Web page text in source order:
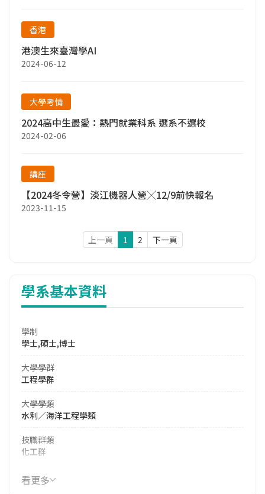
香港
港澳生來臺灣學AI
2024-06-12
大學考情
2024高中生最愛：熱門就業科系 選系不選校
2024-02-06
講座
【2024冬令營】淡江機器人營╳12/9前快報名
2023-11-15
上一頁 1 2 下一頁
學系基本資料
學制
學士,碩士,博士
大學學群
工程學群
大學學類
水利／海洋工程學類
技職群類
化工群
114年學費
40,800 元/學期
看更多